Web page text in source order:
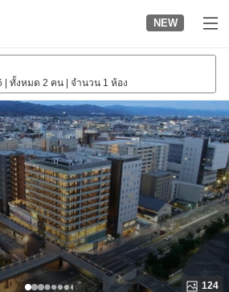
NEW
ทั้งหมด 2 คน จำนวน 1 ห้อง
124